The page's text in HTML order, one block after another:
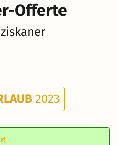
Offerte
2023